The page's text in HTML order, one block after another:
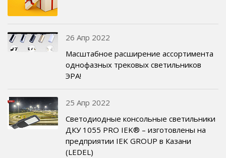
26 Апр 2022
Масштабное расширение ассортимента
однофазных трековых светильников
ЭРА!
25 Апр 2022
Светодиодные консольные светильники
ДКУ 1055 PRO IEK® – изготовлены на
предприятии IEK GROUP в Казани
(LEDEL)